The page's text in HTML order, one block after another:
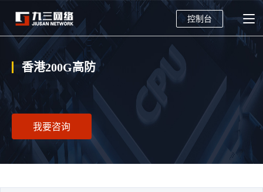
控制台
香港200G高防
我要咨询